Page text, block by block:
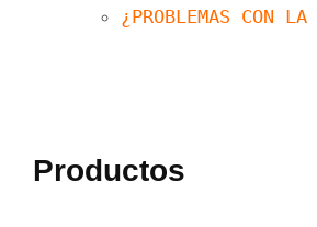
¿PROBLEMAS CON
Productos